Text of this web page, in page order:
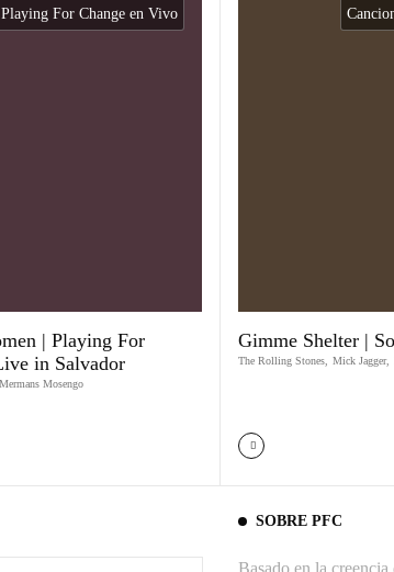
For Change en Vivo
| Playing For
in Salvador
Mermans Mosengo
Gimme Shelter |
The Rolling Stones Mick Jagger,
SOBRE PFC
Basado en la